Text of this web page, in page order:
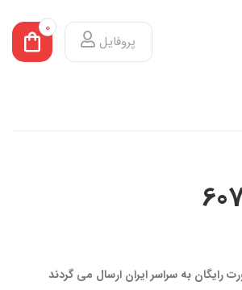
پروفایل
0
رایگان به سراسر ایران ارسال می گردند